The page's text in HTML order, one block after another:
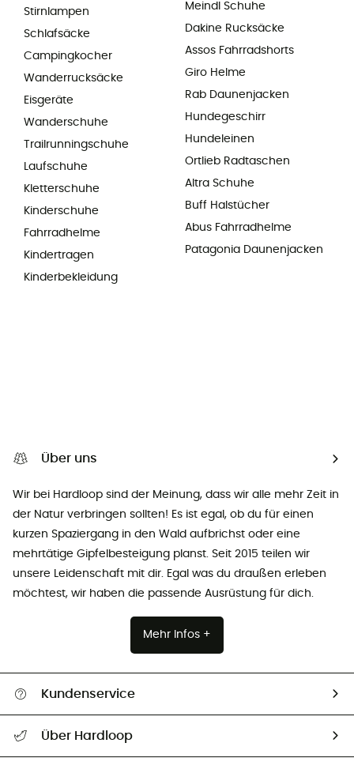
Stirnlampen
Schlafsäcke
Campingkocher
Wanderrucksäcke
Eisgeräte
Wanderschuhe
Trailrunningschuhe
Laufschuhe
Kletterschuhe
Kinderschuhe
Fahrradhelme
Kindertragen
Kinderbekleidung
Meindl Schuhe
Dakine Rucksäcke
Assos Fahrradshorts
Giro Helme
Rab Daunenjacken
Hundegeschirr
Hundeleinen
Ortlieb Radtaschen
Altra Schuhe
Buff Halstücher
Abus Fahrradhelme
Patagonia Daunenjacken
Über uns
Wir bei Hardloop sind der Meinung, dass wir alle mehr Zeit in
der Natur verbringen sollten! Es ist egal, ob du für einen
kurzen Spaziergang in den Wald aufbrichst oder eine
mehrtätige Gipfelbesteigung planst. Seit 2015 teilen wir
unsere Leidenschaft mit dir. Egal was du draußen erleben
möchtest, wir haben die passende Ausrüstung für dich.
Mehr Infos +
Kundenservice
Über Hardloop